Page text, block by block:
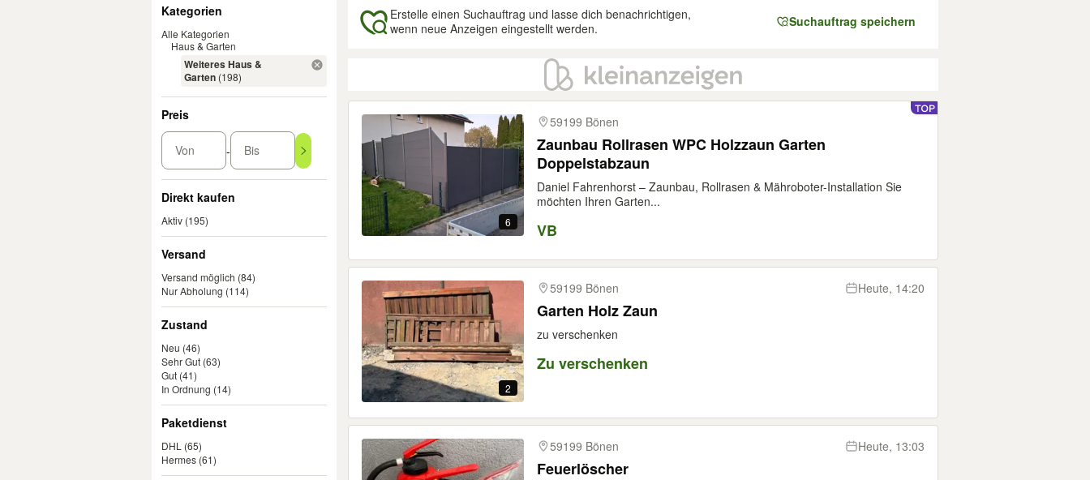
Kategorien
Alle Kategorien
Haus & Garten
Weiteres Haus &
Garten (198)
Preis
Von - Bis
Direkt kaufen
Aktiv (195)
Versand
Versand möglich (84)
Nur Abholung (114)
Zustand
Neu (46)
Sehr Gut (63)
Gut (41)
In Ordnung (14)
Paketdienst
DHL (65)
Hermes (61)
Erstelle einen Suchauftrag und lasse dich benachrichtigen,
wenn neue Anzeigen eingestellt werden.
Suchauftrag speichern
Ergebnisse
6
59199 Bönen
Zaunbau Rollrasen WPC Holzzaun Garten
Doppelstabzaun
Daniel Fahrenhorst – Zaunbau, Rollrasen & Mähroboter-Installation Sie
möchten Ihren Garten...
VB
2
59199 Bönen Heute, 14:20
Garten Holz Zaun
zu verschenken
Zu verschenken
59199 Bönen Heute, 13:03
Feuerlöscher